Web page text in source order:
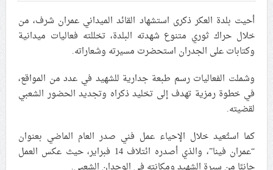
علماء البحرين: طلب الترخيص والإجازة من السلطة في
ممارسة الشعائر الحسينيّة هو في حقيقته محاربة لقضيّة
الإمام الحسين «ع»
السيّد علي الحسيني الخامنئي تنشر تفاصيل التشييع في
إيران والعراق
أحيت بلدة العكر ذكرى استشهاد القائد الميداني عمران شرف، من
خلال حراك ثوري متنوع شهدته البلدة، تخللته فعاليات ميدانية
وكتابات على الجدران استحضرت مسيرته وشعاراته.
وشملت الفعاليات رسم طبعة جدارية للشهيد في عدد من المواقع،
في خطوة رمزية تهدف إلى تخليد ذكراه وتجديد الحضور الشعبي
لقضيته.
كما استُعيد خلال الإحياء عمل فني صدر العام الماضي بعنوان
“عمران فينا”، والذي أصدره ائتلاف 14 فبراير، حيث عكس العمل